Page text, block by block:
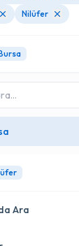
Nilüfer
Ara